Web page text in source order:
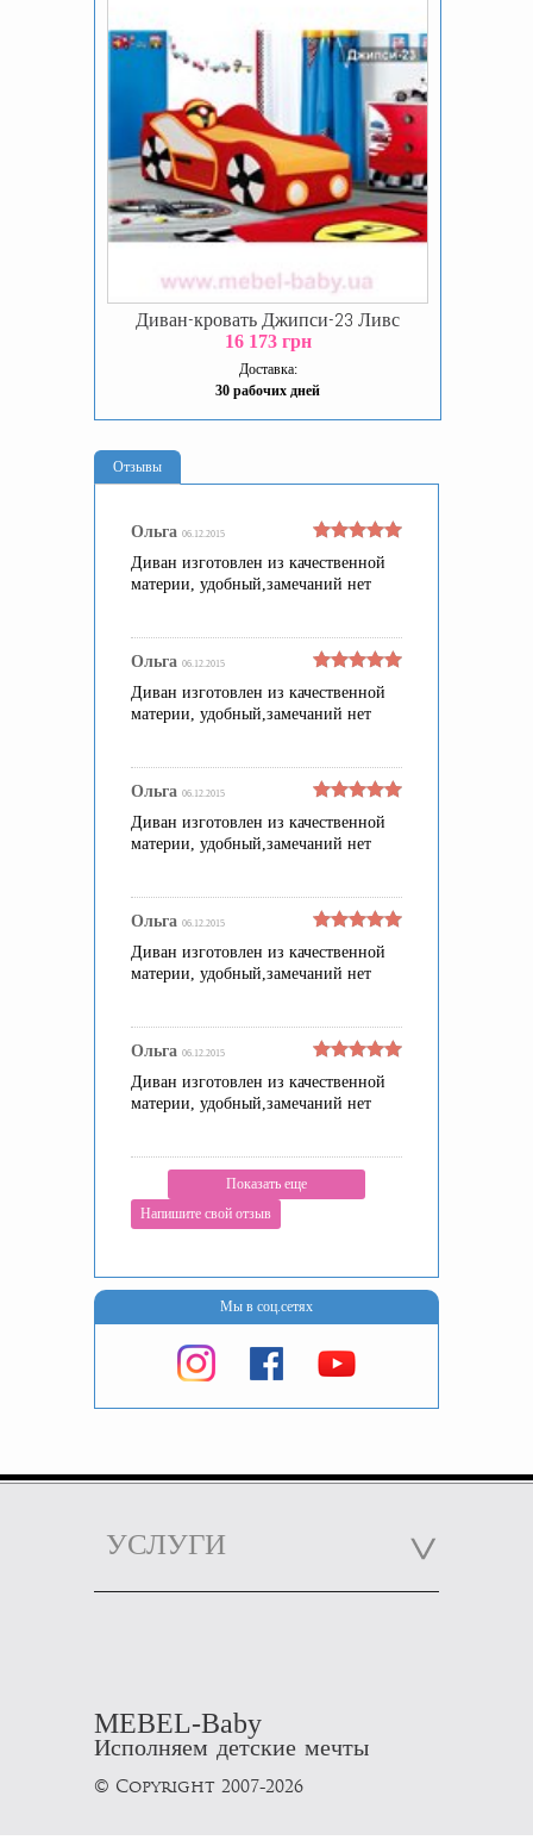
Диван-кровать Джипси-23 Ливс
16 173 грн
Доставка:
30 рабочих дней
Отзывы
Ольга 06.12.2015
Диван изготовлен из качественной
материи, удобный,замечаний нет
Ольга 06.12.2015
Диван изготовлен из качественной
материи, удобный,замечаний нет
Ольга 06.12.2015
Диван изготовлен из качественной
материи, удобный,замечаний нет
Ольга 06.12.2015
Диван изготовлен из качественной
материи, удобный,замечаний нет
Ольга 06.12.2015
Диван изготовлен из качественной
материи, удобный,замечаний нет
Показать еще
Напишите свой отзыв
Мы в соц.сетях
УСЛУГИ
MEBEL-Baby
Исполняем детские мечты
© Copyright 2007-2026